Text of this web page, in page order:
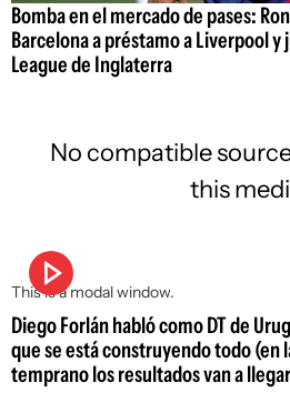
Bomba en el mercado de pases:
Barcelona a préstamo a Liverpool y
League de Inglaterra
This is a modal window.
No compatible
this
Diego Forlán habló como DT de
que se está construyendo todo (en
temprano los resultados van a